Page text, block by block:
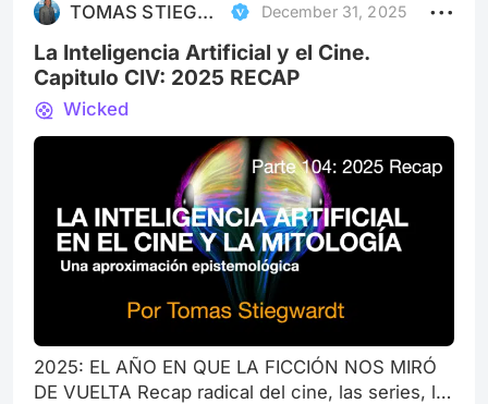
de Óliver Laxe, no es una obra que se “ve”. Se
atraviesa. Se padece. Se baila, inclu
TOMAS STIEGWARDT December 31, 2025
La Inteligencia Artificial y el Cine.
Capitulo CIV: 2025 RECAP
Wicked
2025: EL AÑO EN QUE LA FICCIÓN NOS MIRÓ
DE VUELTA Recap radical del cine, las series, la